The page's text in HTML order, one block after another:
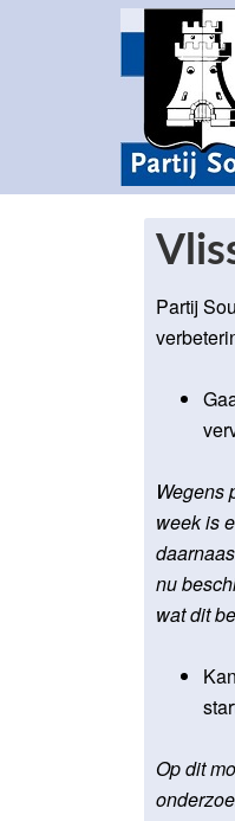
Partij
Wegens
week is
nu
wat dit
Op dit